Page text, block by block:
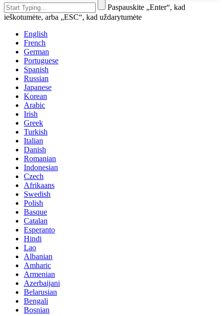
Paspauskite „Enter“, kad
ieškotumėte, arba „ESC“, kad uždarytumėte
English
French
German
Portuguese
Spanish
Russian
Japanese
Korean
Arabic
Irish
Greek
Turkish
Italian
Danish
Romanian
Indonesian
Czech
Afrikaans
Swedish
Polish
Basque
Catalan
Esperanto
Hindi
Lao
Albanian
Amharic
Armenian
Azerbaijani
Belarusian
Bengali
Bosnian